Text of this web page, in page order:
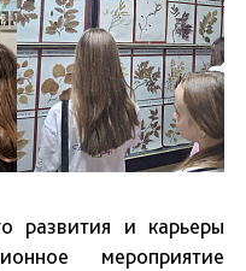
развития и карьеры
мероприятие